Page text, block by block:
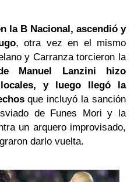
la B Nacional, ascendió y
, otra vez en el mismo
y Carranza torcieron la
Manuel Lanzini hizo
y luego llegó la
que incluyó la sanción
de Funes Mori y la
un arquero improvisado,
darlo vuelta.